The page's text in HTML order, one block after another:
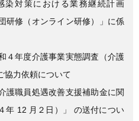
染対策における業務継続計画
研修（オンライン研修）」に係
４年度介護事業実態調査（介護
協力依頼について
護職員処遇改善支援補助金に関
年 12 月２日）」 の送付につい